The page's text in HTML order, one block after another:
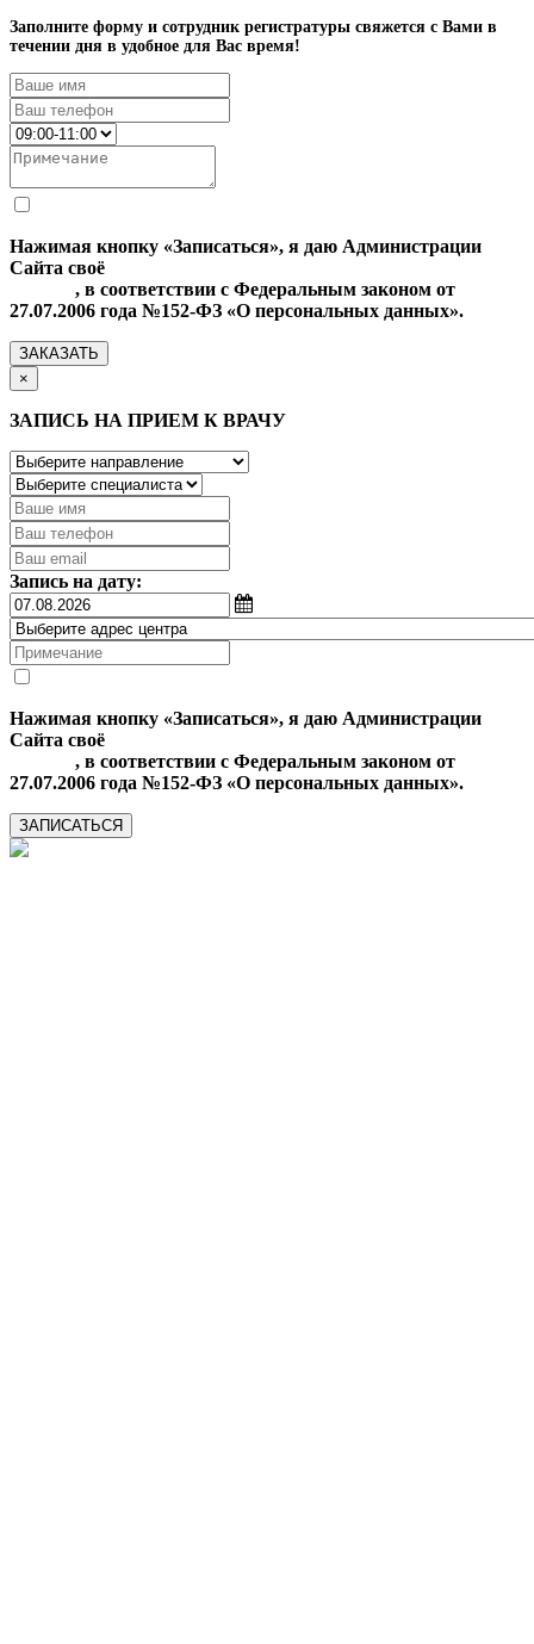
Заполните форму и сотрудник регистратуры свяжется с Вами в
течении дня в удобное для Вас время!
Нажимая кнопку «Записаться», я даю Администрации
Сайта своё
, в соответствии с Федеральным законом от
27.07.2006 года №152-ФЗ «О персональных данных».
ЗАКАЗАТЬ
×
ЗАПИСЬ НА ПРИЕМ К ВРАЧУ
Запись на дату:
Нажимая кнопку «Записаться», я даю Администрации
Сайта своё
, в соответствии с Федеральным законом от
27.07.2006 года №152-ФЗ «О персональных данных».
ЗАПИСАТЬСЯ